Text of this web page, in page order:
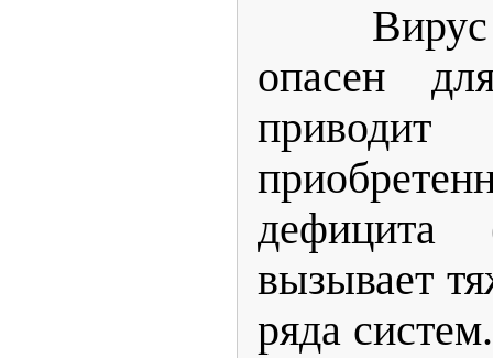
Вирус
опасен
вызывает
ряда